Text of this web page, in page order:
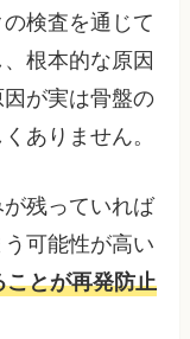
検査を通じて
根本的な原因
が実は骨盤の
ありません。
残っていれば
可能性が高い
とが再発防止